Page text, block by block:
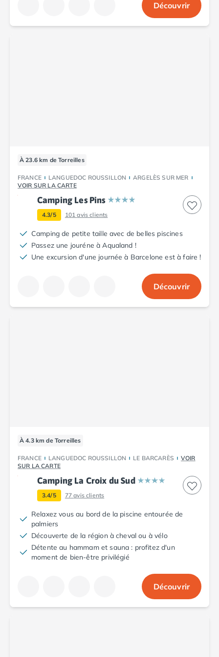
Découvrir
À 23.6 km de Torreilles
FRANCE LANGUEDOC ROUSSILLON
ARGELÈS SUR MER
VOIR SUR LA CARTE
Camping Les Pins
4.3/5 101avis clients
Camping de petite taille avec de belles piscines
Passez une jouréne à Aqualand !
Une excursion d'une journée à Barcelone est à faire !
Découvrir
À 4.3 km de Torreilles
FRANCE LANGUEDOC ROUSSILLON LE BARCARÈS
VOIR
SUR LA CARTE
Camping La Croix du Sud
3.4/5 77avis clients
Relaxez vous au bord de la piscine entourée de
palmiers
Découverte de la région à cheval ou à vélo
Détente au hammam et sauna : profitez d'un
moment de bien-être privilégié
Découvrir